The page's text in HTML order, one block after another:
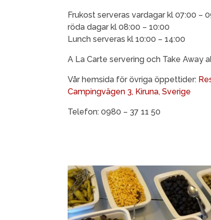
Frukost serveras vardagar kl 07:00 –
röda dagar kl 08:00 – 10:00
Lunch serveras kl 10:00 – 14:00
A La Carte servering och Take Away
Vår hemsida för övriga öppettider:
Campingvägen 3, Kiruna, Sverige
Telefon: 0980 – 37 11 50